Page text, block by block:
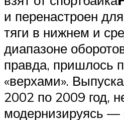
и перенастроен
тяги в нижнем и
диапазоне
правда, пришлось
«верхами».
2002 по 2009 год,
модернизируясь —